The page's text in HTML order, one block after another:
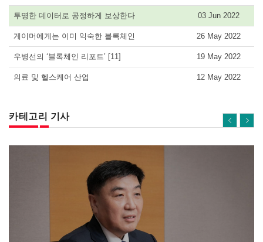
투명한 데이터로 공정하게 보상한다 03 Jun 2022
게이머에게는 이미 익숙한 블록체인 26 May 2022
우병선의 ‘블록체인 리포트’ [11] 19 May 2022
의료 및 헬스케어 산업 12 May 2022
카테고리 기사